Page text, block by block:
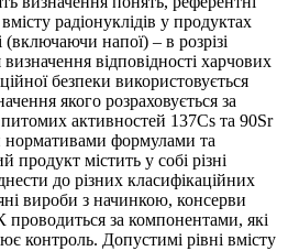
радіонуклідів у продуктах
напої) – в розрізі
відповідності харчових
безпеки використовується
якого розраховується за
активностей 137Cs та 90Sr
формулами та
містить у собі різні
до різних класифікаційних
вироби з начинкою, консерви
проводиться за компонентами, які
контроль. Допустимі рівні вмісту